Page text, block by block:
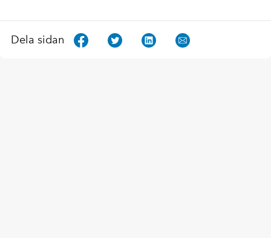
Dela sidan